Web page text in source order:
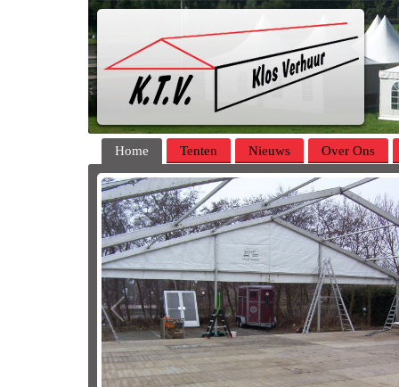
Home Tenten Nieuws Over Ons